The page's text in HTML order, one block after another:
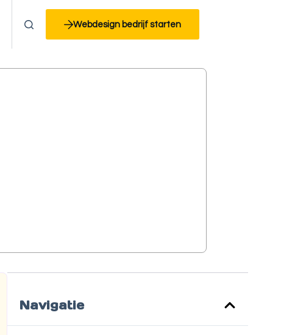
Webdesign bedrijf starten
Navigatie